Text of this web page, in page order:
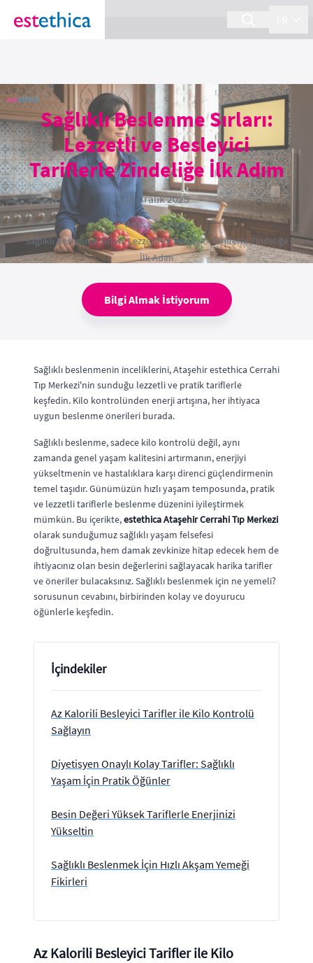
section Service {
Sağlıklı Beslenme Sırları:
Lezzetli ve Besleyici
Tariflerle Zindeliğe İlk Adım
11 Aralık 2025
Anasayfa›Blog›
Sağlıklı Beslenme Sırları: Lezzetli ve Besleyici Tariflerle Zindeliğe
İlk Adım
Bilgi Almak İstiyorum
Sağlıklı beslenmenin inceliklerini, Ataşehir estethica Cerrahi
Tıp Merkezi'nin sunduğu lezzetli ve pratik tariflerle
keşfedin. Kilo kontrolünden enerji artışına, her ihtiyaca
uygun beslenme önerileri burada.
Sağlıklı beslenme, sadece kilo kontrolü değil, aynı
zamanda genel yaşam kalitesini artırmanın, enerjiyi
yükseltmenin ve hastalıklara karşı direnci güçlendirmenin
temel taşıdır. Günümüzün hızlı yaşam temposunda, pratik
ve lezzetli tariflerle beslenme düzenini iyileştirmek
mümkün. Bu içerikte,estethica Ataşehir Cerrahi Tıp Merkezi
olarak sunduğumuz sağlıklı yaşam felsefesi
doğrultusunda, hem damak zevkinize hitap edecek hem de
ihtiyacınız olan besin değerlerini sağlayacak harika tarifler
ve öneriler bulacaksınız. Sağlıklı beslenmek için ne yemeli?
sorusunun cevabını, birbirinden kolay ve doyurucu
öğünlerle keşfedin.
İçindekiler
Az Kalorili Besleyici Tarifler ile Kilo Kontrolü
Sağlayın
Diyetisyen Onaylı Kolay Tarifler: Sağlıklı
Yaşam İçin Pratik Öğünler
Besin Değeri Yüksek Tariflerle Enerjinizi
Yükseltin
Sağlıklı Beslenmek İçin Hızlı Akşam Yemeği
Fikirleri
Az Kalorili Besleyici Tarifler ile Kilo